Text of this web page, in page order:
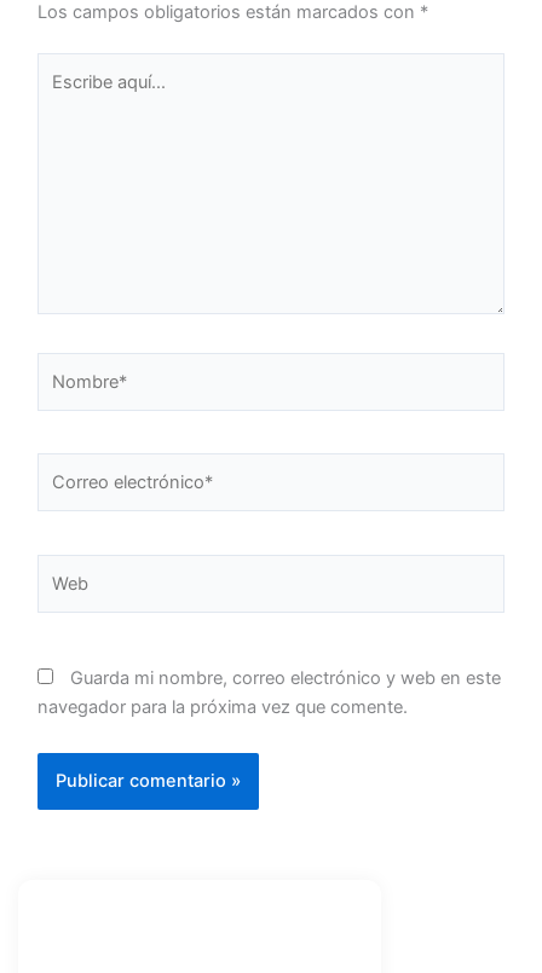
Los campos obligatorios están marcados con *
aquí...
Guarda mi nombre, correo electrónico y web en este
navegador para la próxima vez que comente.